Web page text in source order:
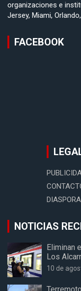
organizaciones e
Jersey, Miami,
FACEBOOK
NOTICIAS
Eliminan
Los
10 de